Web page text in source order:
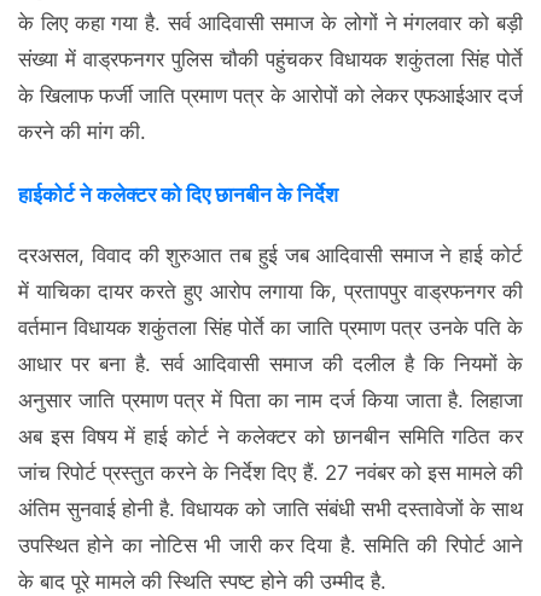
के लिए कहा गया है. सर्व आदिवासी समाज के लोगों ने मंगलवार को बड़ी
संख्या में वाड्रफनगर पुलिस चौकी पहुंचकर विधायक शकुंतला सिंह पोर्ते
के खिलाफ फर्जी जाति प्रमाण पत्र के आरोपों को लेकर एफआईआर दर्ज
करने की मांग की.
हाईकोर्ट ने कलेक्टर को दिए छानबीन के निर्देश
दरअसल, विवाद की शुरुआत तब हुई जब आदिवासी समाज ने हाई कोर्ट
में याचिका दायर करते हुए आरोप लगाया कि, प्रतापपुर वाड्रफनगर की
वर्तमान विधायक शकुंतला सिंह पोर्ते का जाति प्रमाण पत्र उनके पति के
आधार पर बना है. सर्व आदिवासी समाज की दलील है कि नियमों के
अनुसार जाति प्रमाण पत्र में पिता का नाम दर्ज किया जाता है. लिहाजा
अब इस विषय में हाई कोर्ट ने कलेक्टर को छानबीन समिति गठित कर
जांच रिपोर्ट प्रस्तुत करने के निर्देश दिए हैं. 27 नवंबर को इस मामले की
अंतिम सुनवाई होनी है. विधायक को जाति संबंधी सभी दस्तावेजों के साथ
उपस्थित होने का नोटिस भी जारी कर दिया है. समिति की रिपोर्ट आने
के बाद पूरे मामले की स्थिति स्पष्ट होने की उम्मीद है.